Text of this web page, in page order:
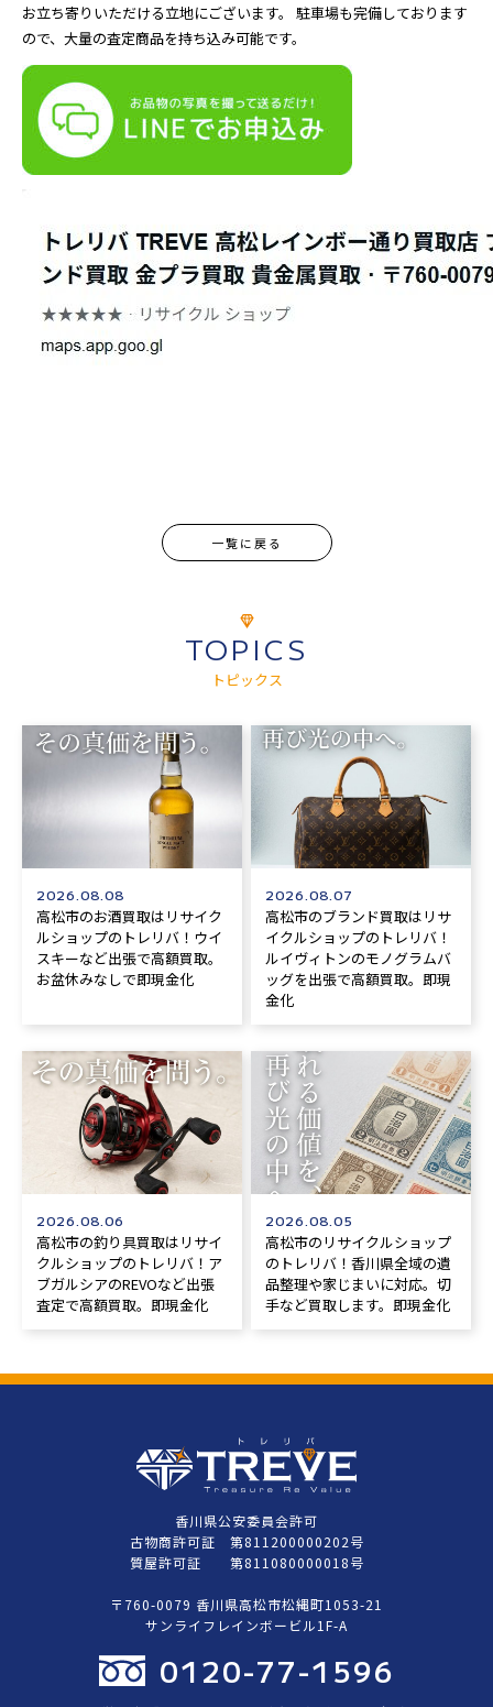
お立ち寄りいただける立地にございます。 駐車場も完備しております
ので、大量の査定商品を持ち込み可能です。
一覧に戻る
TOPICS
トピックス
2026.08.08
高松市のお酒買取はリサイク
ルショップのトレリバ！ウイ
スキーなど出張で高額買取。
お盆休みなしで即現金化
2026.08.07
高松市のブランド買取はリサ
イクルショップのトレリバ！
ルイヴィトンのモノグラムバ
ッグを出張で高額買取。即現
金化
2026.08.06
高松市の釣り具買取はリサイ
クルショップのトレリバ！ア
ブガルシアのREVOなど出張
査定で高額買取。即現金化
2026.08.05
高松市のリサイクルショップ
のトレリバ！香川県全域の遺
品整理や家じまいに対応。切
手など買取します。即現金化
香川県公安委員会許可
古物商許可証 第811200000202号
質屋許可証 第811080000018号
〒760-0079 香川県高松市松縄町1053-21
サンライフレインボービル1F-A
0120-77-1596